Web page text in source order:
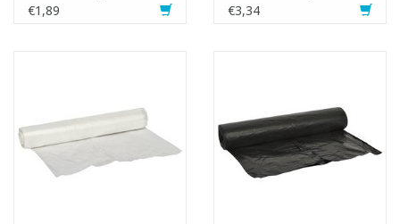
€1,89
€3,34